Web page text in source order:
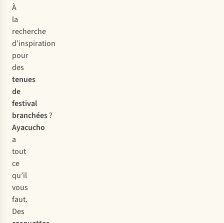
À
la
recherche
d’inspiration
pour
des
tenues
de
festival
branchées?
Ayacucho
a
tout
ce
qu’il
vous
faut.
Des